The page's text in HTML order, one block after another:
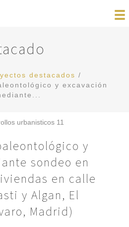
destacados /
y excavación
y
sondeo en
en calle
y Algan, El
Madrid)